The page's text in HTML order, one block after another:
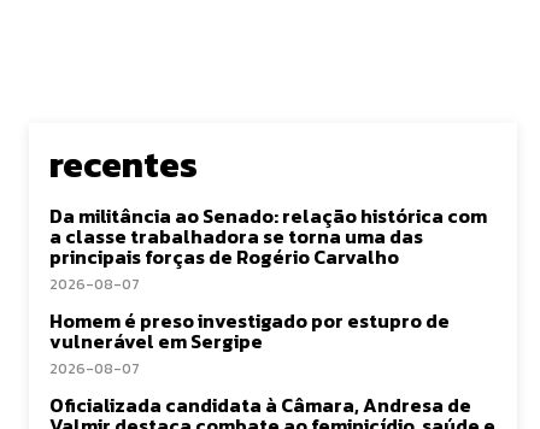
recentes
Da militância ao Senado: relação histórica com
a classe trabalhadora se torna uma das
principais forças de Rogério Carvalho
2026-08-07
Homem é preso investigado por estupro de
vulnerável em Sergipe
2026-08-07
Oficializada candidata à Câmara, Andresa de